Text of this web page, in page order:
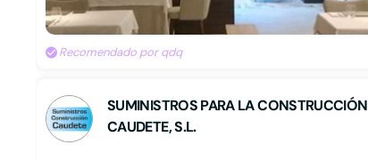
Recomendado por qdq
SUMINISTROS PARA LA CONSTRUCCIÓN
CAUDETE, S.L.